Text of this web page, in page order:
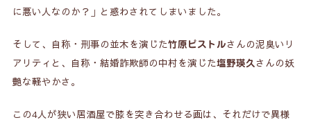
に悪い人なのか？」と惑わされてしまいました。
そして、自称・刑事の並木を演じた竹原ピストルさんの泥臭いリ
アリティと、自称・結婚詐欺師の中村を演じた塩野瑛久 さんの妖
艶な軽やかさ。
この4人が狭い居酒屋で膝を突き合わせる画は、それだけで異様